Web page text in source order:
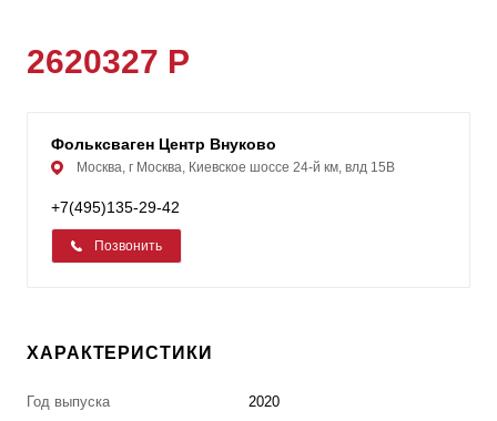
2620327 Р
Фольксваген Центр Внуково
Москва, г Москва, Киевское шоссе 24-й км, влд 15В
+7(495)135-29-42
Позвонить
ХАРАКТЕРИСТИКИ
Год выпуска
2020